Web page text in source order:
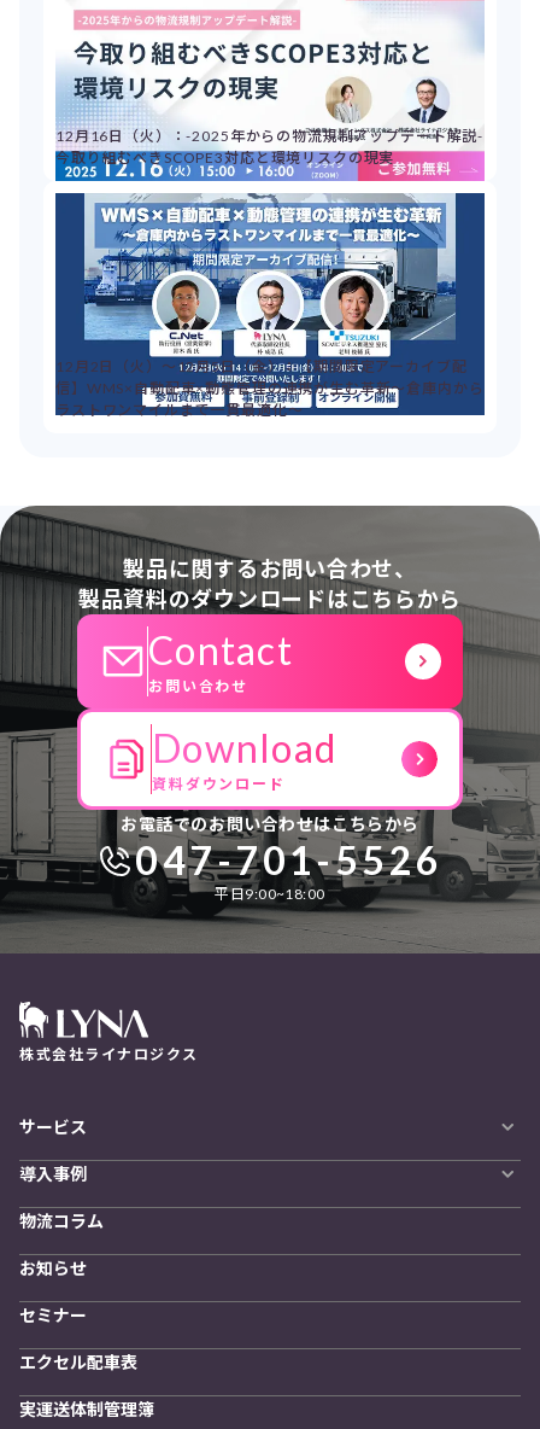
12月16日（火）：-2025年からの物流規制アップデート解説-
今取り組むべきSCOPE3対応と環境リスクの現実
12月2日（火）～12月5日（金）：【期間限定アーカイブ配
信】WMS×自動配車×動態管理の連携が生む革新～倉庫内から
ラストワンマイルまで一貫最適化～
製品に関するお問い合わせ、
製品資料のダウンロードはこちらから
Contact
お問い合わせ
Download
資料ダウンロード
お電話でのお問い合わせはこちらから
047-701-5526
平日9:00~18:00
株式会社ライナロジクス
サービス
LYNA DXプラットフォーム
発着管理オプション
訪問計画
物流拠点最適化
開発者向けサービス
導入事例
導入をご検討の方へ
物流コラム
お知らせ
セミナー
エクセル配車表
実運送体制管理簿